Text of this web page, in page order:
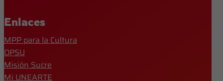
Enlaces
MPP para la Cultura
OPSU
Misión Sucre
Mi UNEARTE